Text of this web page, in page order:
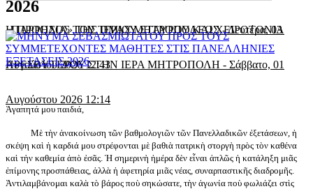
«ΠΑΡΡΗΣΙΑ» ΤΗΣ ΙΕΡΑΣ ΜΗΤΡΟΠΟΛΕΩΣ-Δευτέρα, 03
Αυγούστου 2026 12:43
Η ΠΡΟΟΔΟΣ ΤΟΥ ΤΙΜΙΟΥ ΣΤΑΥΡΟΥ ΚΑΙ ΧΕΙΡΟΤΟΝΙΑ
ΠΡΕΣΒΥΤΕΡΟΥ ΣΤΗΝ ΙΕΡΑ ΜΗΤΡΟΠΟΛΗ - Σάββατο, 01
Αυγούστου 2026 12:14
2026
Ἀγαπητά μου παιδιά,
Μὲ τὴν ἀνακοίνωση τῶν βαθμολογιῶν τῶν Πανελλαδικῶν ἐξετάσεων, ἡ
σκέψη καὶ ἡ καρδιά μου στρέφονται μὲ βαθιὰ πατρικὴ στοργὴ πρὸς τὸν καθένα
καὶ τὴν καθεμία ἀπὸ ἐσᾶς. Ἡ σημερινὴ ἡμέρα δὲν εἶναι ἁπλῶς ἡ κατάληξη μιᾶς
ἐπίμονης προσπάθειας, ἀλλὰ ἡ ἀφετηρία μιᾶς νέας, συναρπαστικῆς διαδρομῆς.
Ἀντιλαμβάνομαι καλὰ τὸ βάρος ποὺ σηκώσατε, τὴν ἀγωνία ποὺ φωλιάζει στὶς